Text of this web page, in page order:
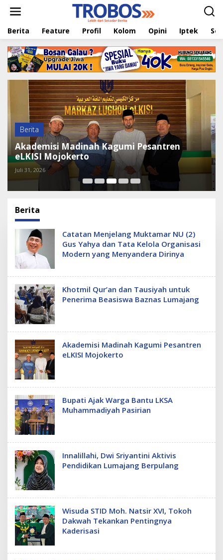
t
Berita Feature Profil Kolom Opini Iptek
Berita
Akademisi Madinah Kagumi Pesantren
eLKISI Mojokerto
Juli 31, 2026
Berita
Catatan Menjelang Muktamar NU (2)
Gus Yahya dan Tata Kelola Organisasi
Modern yang Menyandera Dirinya
Khotmil Qur’an dan Tausiyah untuk
Penerima Beasiswa Baznas Lumajang
Akademisi Madinah Kagumi Pesantren
eLKISI Mojokerto
Bupati Ajak Warga Bantu LKSA
Muhammadiyah Pasirian
Innalillahi, Dwi Sriyantini Aktivis
Pendidikan Lumajang Berpulang
Wisuda STID Moh. Natsir XVI, Tokoh
Dakwah Tekankan Pentingnya
Kaderisasi